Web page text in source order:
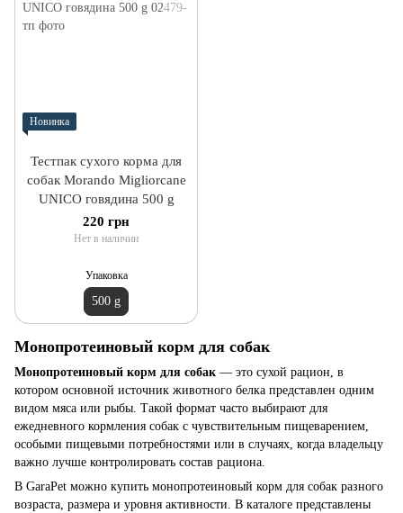
Новинка
Тестпак сухого корма для
собак Morando Migliorcane
UNICO говядина 500 g
220 грн
Нет в наличии
Упаковка
500 g
Монопротеиновый корм для собак
Монопротеиновый корм для собак — это сухой рацион, в
котором основной источник животного белка представлен одним
видом мяса или рыбы. Такой формат часто выбирают для
ежедневного кормления собак с чувствительным пищеварением,
особыми пищевыми потребностями или в случаях, когда владельцу
важно лучше контролировать состав рациона.
В GaraPet можно купить монопротеиновый корм для собак разного
возраста, размера и уровня активности. В каталоге представлены